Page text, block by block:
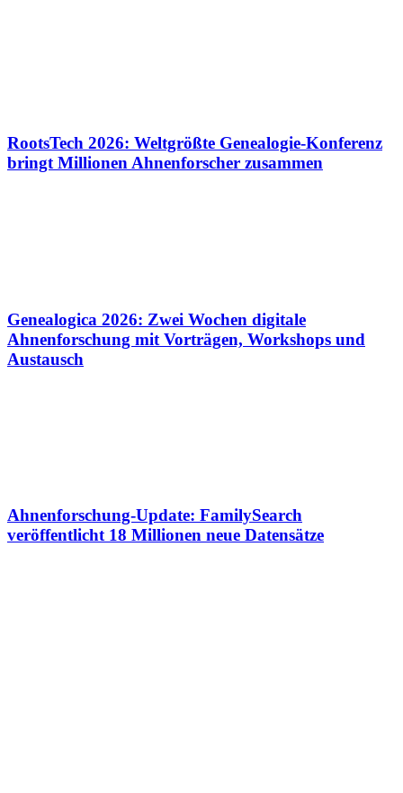
RootsTech 2026: Weltgrößte Genealogie-Konferenz
bringt Millionen Ahnenforscher zusammen
Genealogica 2026: Zwei Wochen digitale
Ahnenforschung mit Vorträgen, Workshops und
Austausch
Ahnenforschung-Update: FamilySearch
veröffentlicht 18 Millionen neue Datensätze